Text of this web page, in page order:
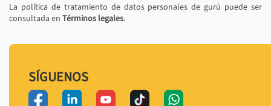
La política de tratamiento de datos personales de gurú puede ser
consultada en Términos legales.
SÍGUENOS